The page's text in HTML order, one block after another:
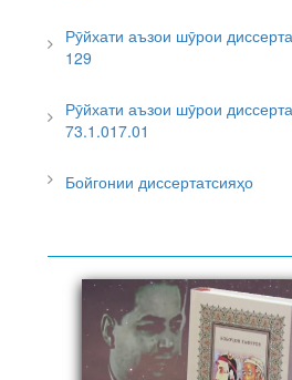
Рӯйхати аъзои шӯрои
129
Рӯйхати аъзои шӯрои
73.1.017.01
Бойгонии диссертатсияҳо